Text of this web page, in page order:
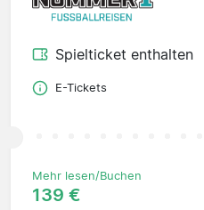
Spielticket enthalten
E-Tickets
Mehr lesen/Buchen
139 €